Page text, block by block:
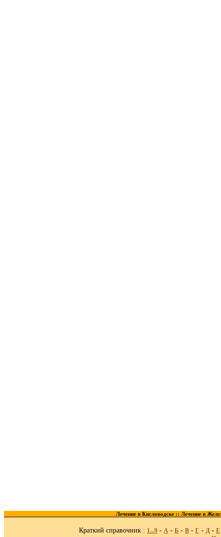
Лечение в Кисловодске :: Лечение в
Краткий справочник : 1...9 - A - Б - В - Г - Д - Е